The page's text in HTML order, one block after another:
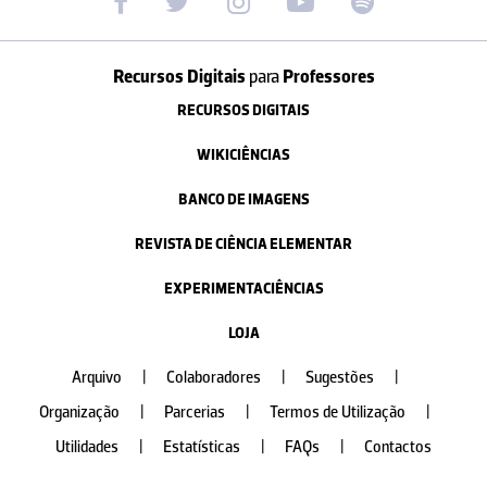
Recursos Digitais paraProfessores
RECURSOS DIGITAIS
WIKICIÊNCIAS
BANCO DE IMAGENS
REVISTA DE CIÊNCIA ELEMENTAR
EXPERIMENTACIÊNCIAS
LOJA
Arquivo Colaboradores Sugestões
Organização
Parcerias Termos de Utilização
Utilidades
Estatísticas FAQs Contactos